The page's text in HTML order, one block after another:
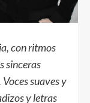
con ritmos
sinceras
suaves y
y letras